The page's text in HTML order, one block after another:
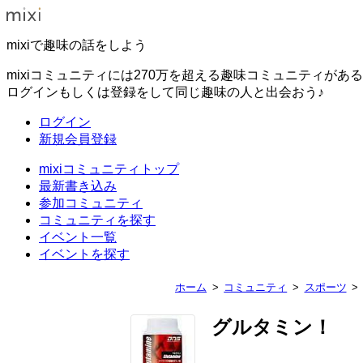
mixiで趣味の話をしよう
mixiコミュニティには270万を超える趣味コミュニティがある
ログインもしくは登録をして同じ趣味の人と出会おう♪
ログイン
新規会員登録
mixiコミュニティトップ
最新書き込み
参加コミュニティ
コミュニティを探す
イベント一覧
イベントを探す
ホーム コミュニティ スポーツ
グルタミン！